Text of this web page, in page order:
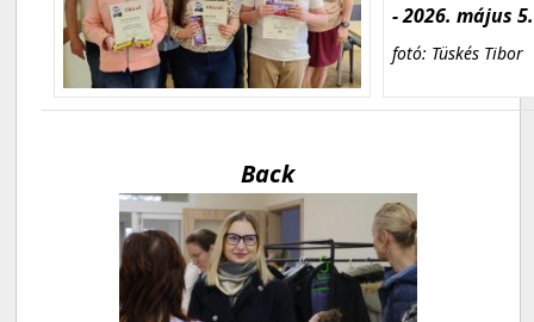
- 2026. május 5.
fotó: Tüskés Tibor
Back